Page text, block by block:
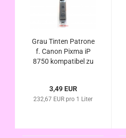
Grau Tinten Patrone
f. Canon Pixma iP
8750 kompatibel zu
3,49 EUR
232,67 EUR pro 1 Liter